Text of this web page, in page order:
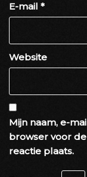
E-mail *
Website
Mijn naam, e-
browser voor
reactie plaats.